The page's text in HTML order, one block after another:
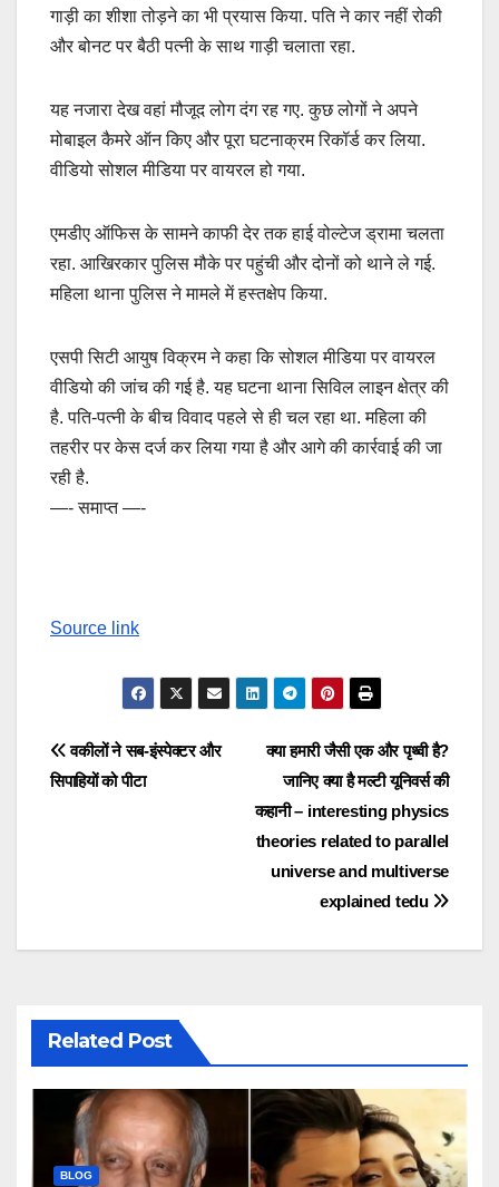
गाड़ी का शीशा तोड़ने का भी प्रयास किया. पति ने कार नहीं रोकी
और बोनट पर बैठी पत्नी के साथ गाड़ी चलाता रहा.
यह नजारा देख वहां मौजूद लोग दंग रह गए. कुछ लोगों ने अपने
मोबाइल कैमरे ऑन किए और पूरा घटनाक्रम रिकॉर्ड कर लिया.
वीडियो सोशल मीडिया पर वायरल हो गया.
एमडीए ऑफिस के सामने काफी देर तक हाई वोल्टेज ड्रामा चलता
रहा. आखिरकार पुलिस मौके पर पहुंची और दोनों को थाने ले गई.
महिला थाना पुलिस ने मामले में हस्तक्षेप किया.
एसपी सिटी आयुष विक्रम ने कहा कि सोशल मीडिया पर वायरल
वीडियो की जांच की गई है. यह घटना थाना सिविल लाइन क्षेत्र की
है. पति-पत्नी के बीच विवाद पहले से ही चल रहा था. महिला की
तहरीर पर केस दर्ज कर लिया गया है और आगे की कार्रवाई की जा
रही है.
—- समाप्त —-
Source link
Post
क्या हमारी जैसी एक और पृथ्वी है?
जानिए क्या है मल्टी यूनिवर्स की
कहानी – interesting physics
theories related to parallel
universe and multiverse
explained tedu
वकीलों ने सब-इंस्पेक्टर और
सिपाहियों को पीटा
Related Post
BLOG